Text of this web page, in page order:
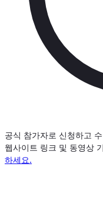
공식 참가자로 신청하고
웹사이트 링크 및 동영상
하세요.